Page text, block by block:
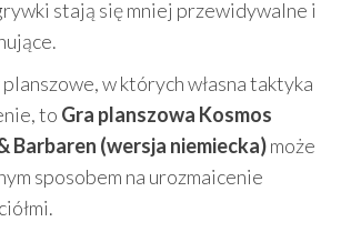
stają się mniej przewidywalne i
w których własna taktyka
to Gra planszowa Kosmos
Barbaren (wersja niemiecka)może
sposobem na urozmaicenie